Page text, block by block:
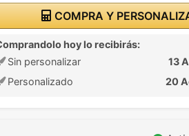
COMPRA Y
hoy lo recibirás:
Sin personalizar
13
Personalizado
20